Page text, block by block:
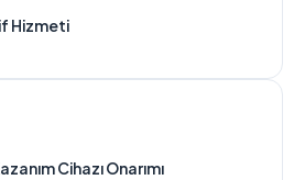
Hizmeti
Cihazı Onarımı